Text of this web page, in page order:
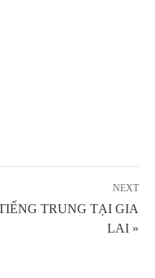
NEXT
TRUNG TẠI GIA
LAI »